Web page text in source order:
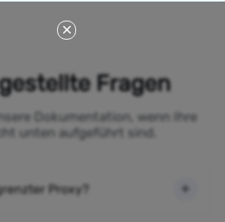
Fragen
Dokumentation, wenn Ihre
unten aufgeführt sind.
Proxy?